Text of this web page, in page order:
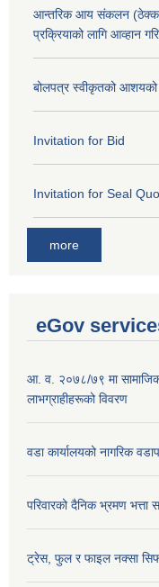
आन्तरिक आय संकलन (ठेक्का
प्रक्रियाको लागि आव्हान
बोलपत्र स्वीकृतको
Invitation for Bid
Invitation for Seal
more
eGov
आ. व. २०७८/७९ मा सामाजिक
लाभग्राहीहरूको विवरण
वडा कार्यालयको नागरिक
परिवारको दैनिक भ्रमण
ट्रेस, फुल र फाइल नक्सा